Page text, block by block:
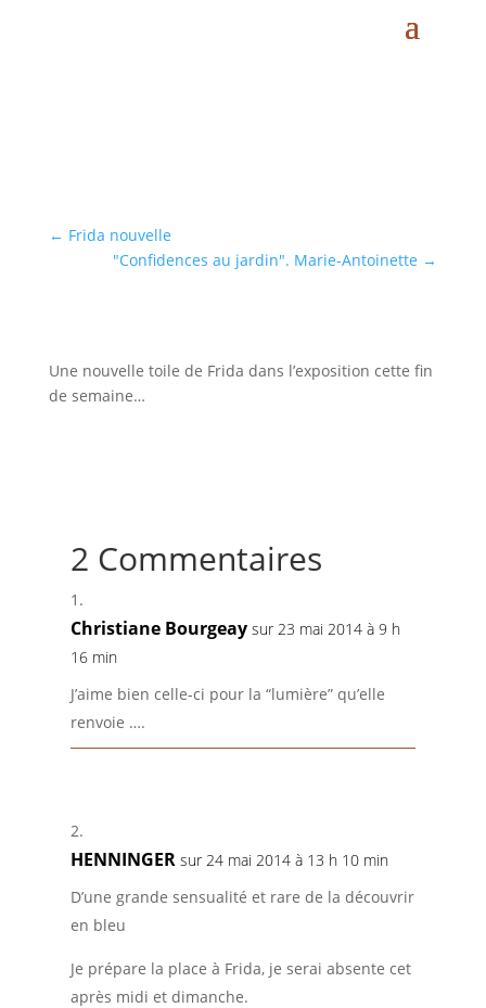
← Frida nouvelle
"Confidences au jardin". Marie-Antoinette →
Une nouvelle toile de Frida dans l’exposition cette fin
de semaine…
2 Commentaires
Christiane Bourgeay sur 23 mai 2014 à 9 h
16 min
J’aime bien celle-ci pour la “lumière” qu’elle
renvoie ….
HENNINGER sur 24 mai 2014 à 13 h 10 min
D’une grande sensualité et rare de la découvrir
en bleu
Je prépare la place à Frida, je serai absente cet
après midi et dimanche.